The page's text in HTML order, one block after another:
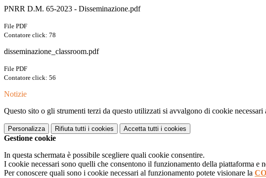
PNRR D.M. 65-2023 - Disseminazione.pdf
File PDF
Contatore click: 78
disseminazione_classroom.pdf
File PDF
Contatore click: 56
Notizie
Questo sito o gli strumenti terzi da questo utilizzati si avvalgono di cookie
Personalizza Rifiuta tutti i cookies Accetta tutti i cookies
Gestione cookie
In questa schermata è possibile scegliere quali cookie consentire.
I cookie necessari sono quelli che consentono il funzionamento della piattaforma e
Per conoscere quali sono i cookie necessari al funzionamento potete visionare la